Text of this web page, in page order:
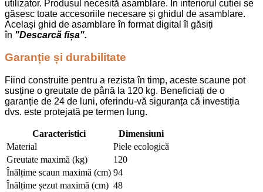
utilizator. Produsul necesită asamblare. În interiorul cutiei se
găsesc toate accesoriile necesare și ghidul de asamblare.
Același ghid de asamblare în format digital îl găsiți
în "Descarcă fișa".
Garanție și durabilitate
Fiind construite pentru a rezista în timp, aceste scaune pot
susține o greutate de până la 120 kg. Beneficiați de o
garanție de 24 de luni, oferindu-vă siguranța că investiția
dvs. este protejată pe termen lung.
Caracteristici
Dimensiuni
Material
Piele ecologică
Greutate maximă (kg)
120
Înălțime scaun maximă (cm) 94
Înălțime șezut maximă (cm) 48